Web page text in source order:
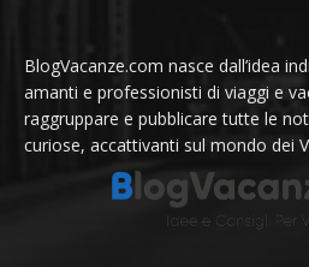
BlogVacanze.com nasce dall’idea
amanti e professionisti di viaggi e
raggruppare e pubblicare tutte le
curiose, accattivanti sul mondo dei